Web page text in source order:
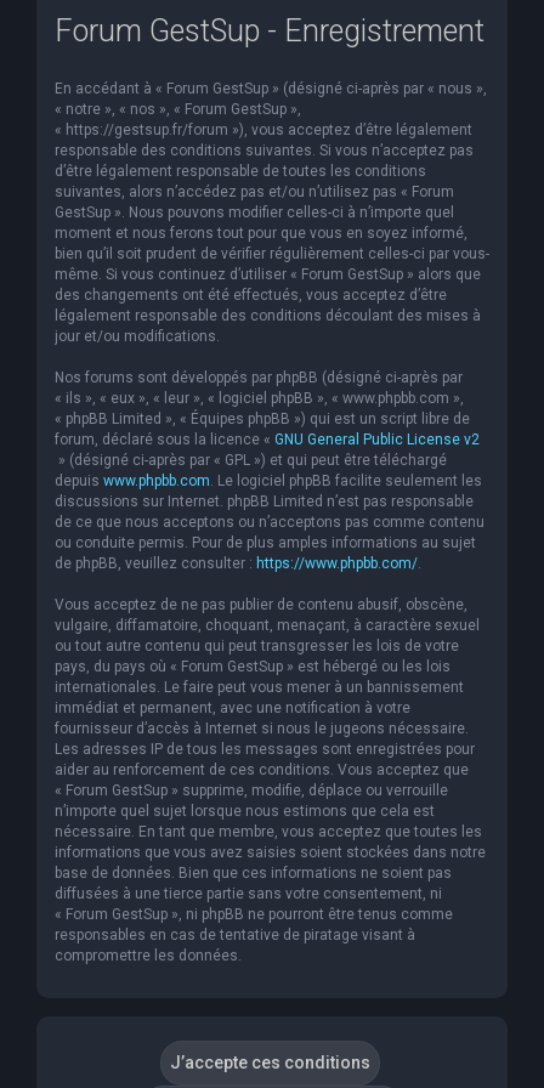
Forum GestSup - Enregistrement
En accédant à « Forum GestSup » (désigné ci-après par « nous »,
« notre », « nos », « Forum GestSup »,
« https://gestsup.fr/forum »), vous acceptez d’être légalement
responsable des conditions suivantes. Si vous n’acceptez pas
d’être légalement responsable de toutes les conditions
suivantes, alors n’accédez pas et/ou n’utilisez pas « Forum
GestSup ». Nous pouvons modifier celles-ci à n’importe quel
moment et nous ferons tout pour que vous en soyez informé,
bien qu’il soit prudent de vérifier régulièrement celles-ci par vous-
même. Si vous continuez d’utiliser « Forum GestSup » alors que
des changements ont été effectués, vous acceptez d’être
légalement responsable des conditions découlant des mises à
jour et/ou modifications.
Nos forums sont développés par phpBB (désigné ci-après par
« ils », « eux », « leur », « logiciel phpBB », « www.phpbb.com »,
« phpBB Limited », « Équipes phpBB ») qui est un script libre de
forum, déclaré sous la licence « GNU General Public License v2
» (désigné ci-après par « GPL ») et qui peut être téléchargé
depuis www.phpbb.com. Le logiciel phpBB facilite seulement les
discussions sur Internet. phpBB Limited n’est pas responsable
de ce que nous acceptons ou n’acceptons pas comme contenu
ou conduite permis. Pour de plus amples informations au sujet
de phpBB, veuillez consulter : https://www.phpbb.com/.
Vous acceptez de ne pas publier de contenu abusif, obscène,
vulgaire, diffamatoire, choquant, menaçant, à caractère sexuel
ou tout autre contenu qui peut transgresser les lois de votre
pays, du pays où « Forum GestSup » est hébergé ou les lois
internationales. Le faire peut vous mener à un bannissement
immédiat et permanent, avec une notification à votre
fournisseur d’accès à Internet si nous le jugeons nécessaire.
Les adresses IP de tous les messages sont enregistrées pour
aider au renforcement de ces conditions. Vous acceptez que
« Forum GestSup » supprime, modifie, déplace ou verrouille
n’importe quel sujet lorsque nous estimons que cela est
nécessaire. En tant que membre, vous acceptez que toutes les
informations que vous avez saisies soient stockées dans notre
base de données. Bien que ces informations ne soient pas
diffusées à une tierce partie sans votre consentement, ni
« Forum GestSup », ni phpBB ne pourront être tenus comme
responsables en cas de tentative de piratage visant à
compromettre les données.